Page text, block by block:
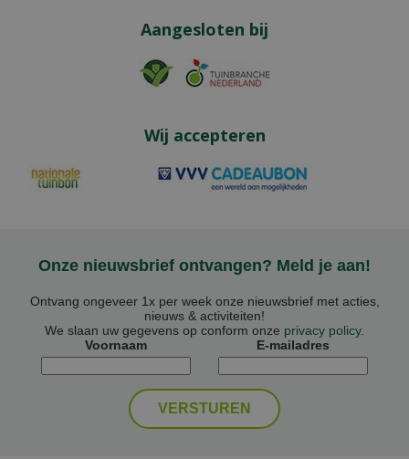
Aangesloten bij
Wij accepteren
Onze nieuwsbrief ontvangen? Meld je aan!
Ontvang ongeveer 1x per week onze nieuwsbrief met acties,
nieuws & activiteiten!
We slaan uw gegevens op conform onze privacy policy.
Voornaam
E-mailadres